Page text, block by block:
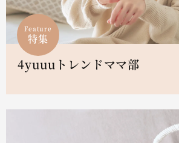
Feature
特集
4yuuuトレンドママ部